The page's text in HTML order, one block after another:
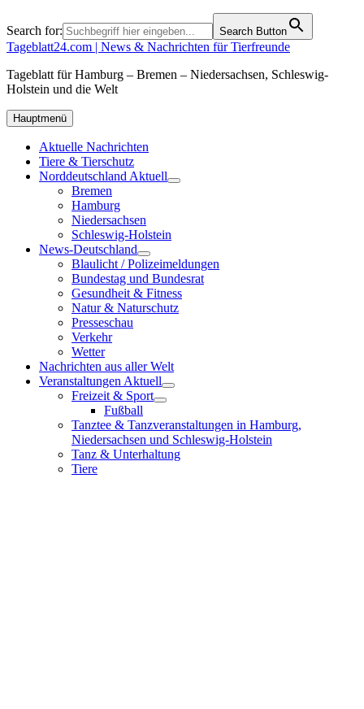
Search for: Search Button
Tageblatt24.com | News & Nachrichten für Tierfreunde
Tageblatt für Hamburg – Bremen – Niedersachsen, Schleswig-
Holstein und die Welt
Hauptmenü
Aktuelle Nachrichten
Tiere & Tierschutz
Norddeutschland Aktuell
Bremen
Hamburg
Niedersachsen
Schleswig-Holstein
News-Deutschland
Blaulicht / Polizeimeldungen
Bundestag und Bundesrat
Gesundheit & Fitness
Natur & Naturschutz
Presseschau
Verkehr
Wetter
Nachrichten aus aller Welt
Veranstaltungen Aktuell
Freizeit & Sport
Fußball
Tanztee & Tanzveranstaltungen in Hamburg,
Niedersachsen und Schleswig-Holstein
Tanz & Unterhaltung
Tiere